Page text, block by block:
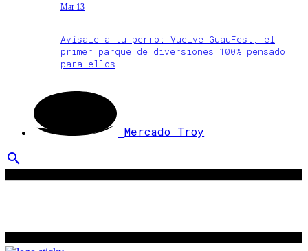
Mar 13
Avísale a tu perro: Vuelve GuauFest, el
primer parque de diversiones 100% pensado
para ellos
Mercado Troy
search